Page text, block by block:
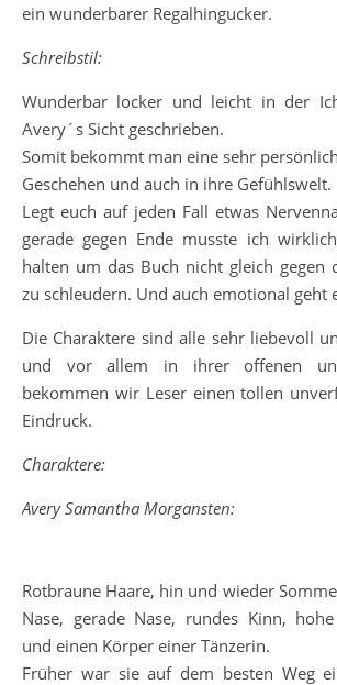
ein wunderbarer Regalhingucker.
Schreibstil:
Wunderbar locker und leicht in der
Avery´s Sicht geschrieben.
Somit bekommt man eine sehr
Geschehen und auch in ihre Gefühlswelt.
Legt euch auf jeden Fall etwas
gerade gegen Ende musste ich
halten um das Buch nicht gleich gegen
zu schleudern. Und auch emotional geht
Die Charaktere sind alle sehr liebevoll
und vor allem in ihrer offenen
bekommen wir Leser einen tollen
Eindruck.
Charaktere:
Avery Samantha Morgansten:
Rotbraune Haare, hin und wieder
Nase, gerade Nase, rundes Kinn,
und einen Körper einer Tänzerin.
Früher war sie auf dem besten Weg